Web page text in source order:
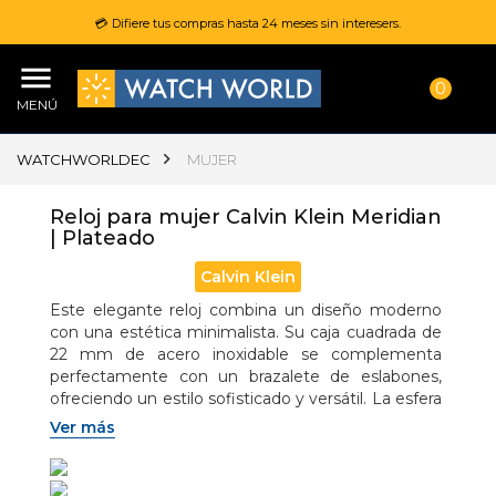
💳 Difiere tus compras hasta 24 meses sin interesers.
MENÚ
0
WATCHWORLDEC MUJER
Reloj para mujer Calvin Klein Meridian
| Plateado
Calvin Klein
Este elegante reloj combina un diseño moderno
con una estética minimalista. Su caja cuadrada de
22 mm de acero inoxidable se complementa
perfectamente con un brazalete de eslabones,
ofreciendo un estilo sofisticado y versátil. La esfera
con acabado sunray refleja la luz de manera sutil,
Ver más